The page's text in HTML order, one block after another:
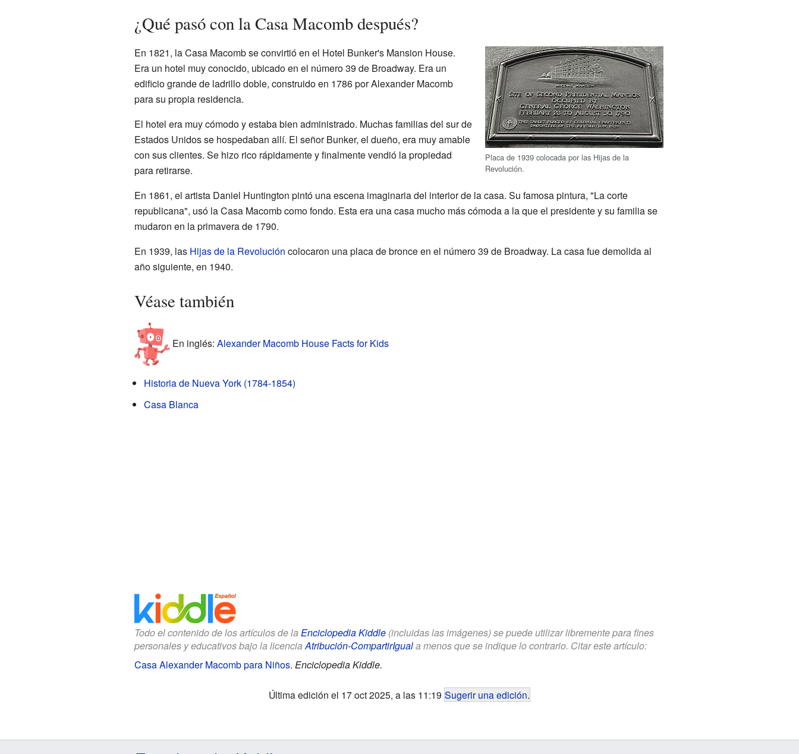
¿Qué pasó con la Casa Macomb después?
Placa de 1939 colocada por las Hijas de la
Revolución.
En 1821, la Casa Macomb se convirtió en el Hotel Bunker's Mansion House.
Era un hotel muy conocido, ubicado en el número 39 de Broadway. Era un
edificio grande de ladrillo doble, construido en 1786 por Alexander Macomb
para su propia residencia.
El hotel era muy cómodo y estaba bien administrado. Muchas familias del sur de
Estados Unidos se hospedaban allí. El señor Bunker, el dueño, era muy amable
con sus clientes. Se hizo rico rápidamente y finalmente vendió la propiedad
para retirarse.
En 1861, el artista Daniel Huntington pintó una escena imaginaria del interior de la casa. Su famosa pintura, "La corte
republicana", usó la Casa Macomb como fondo. Esta era una casa mucho más cómoda a la que el presidente y su familia se
mudaron en la primavera de 1790.
En 1939, las Hijas de la Revolución colocaron una placa de bronce en el número 39 de Broadway. La casa fue demolida al
año siguiente, en 1940.
Véase también
En inglés: Alexander Macomb House Facts for Kids
Historia de Nueva York (1784-1854)
Casa Blanca
Todo el contenido de los artículos de la Enciclopedia Kiddle(incluidas las imágenes) se puede utilizar libremente para fines
personales y educativos bajo la licenciaAtribución-CompartirIguala menos que se indique lo contrario. Citar este artículo:
Casa Alexander Macomb para Niños. Enciclopedia Kiddle.
Última edición el 17 oct 2025, a las 11:19 Sugerir una edición.